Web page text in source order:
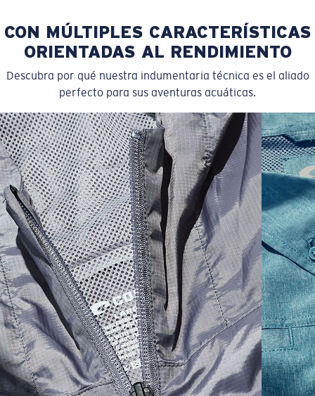
SIZES 1. CHEST 2. BODY LENGTH 3. SLEEVE LENGTH
S 19" 27” 7 ¾”
M 21" 28" 8 ¼”
L 23” 29” 8 ¾”
XL 25” 30” 9 ¼”
XXL 27” 31” 9 ¾”
CON MÚLTIPLES CARACTERÍSTICAS
ORIENTADAS AL RENDIMIENTO
Descubra por qué nuestra indumentaria técnica es el aliado
perfecto para sus aventuras acuáticas.